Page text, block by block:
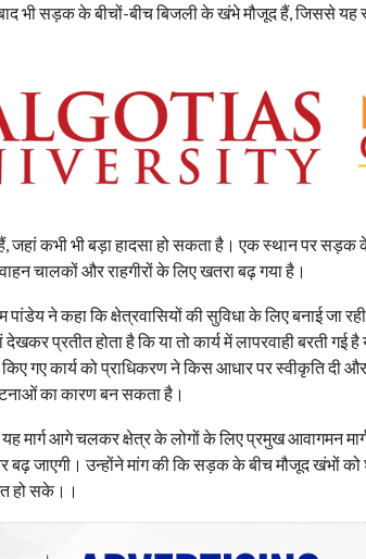
बाद भी सड़क के बीचों-बीच बिजली के खंभे मौजूद हैं, जिससे यह
जहां कभी भी बड़ा हादसा हो सकता है। एक स्थान पर
चालकों और राहगीरों के लिए खतरा बढ़ गया है।
पांडेय ने कहा कि क्षेत्रवासियों की सुविधा के लिए बनाई जा
प्रतीत होता है कि या तो कार्य में लापरवाही बरती गई
गए कार्य को प्राधिकरण ने किस आधार पर स्वीकृति दी
का कारण बन सकता है।
मार्ग आगे चलकर क्षेत्र के लोगों के लिए प्रमुख आवागमन
जाएगी। उन्होंने मांग की कि सड़क के बीच मौजूद खंभों को
हो सके।।